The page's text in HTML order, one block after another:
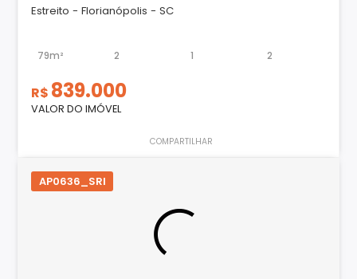
Estreito - Florianópolis - SC
79m² 2 1 2
R$ 839.000
VALOR DO IMÓVEL
COMPARTILHAR
AP0636_SRI